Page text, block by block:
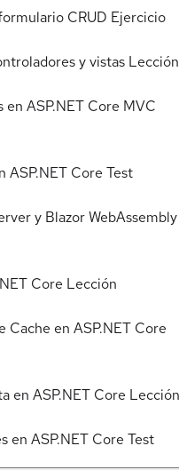
CRUD Ejercicio
y vistas Lección
ASP.NET Core MVC
ASP.NET Core Test
y Blazor WebAssembly
Core Lección
Cache en ASP.NET Core
en ASP.NET Core Lección
en ASP.NET Core Test